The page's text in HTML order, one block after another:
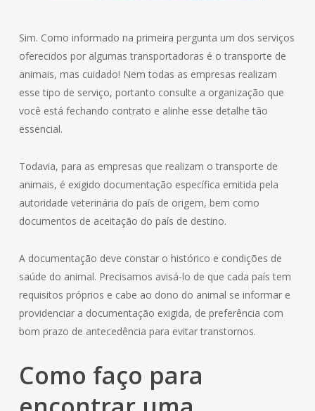
Sim. Como informado na primeira pergunta um dos serviços
oferecidos por algumas transportadoras é o transporte de
animais, mas cuidado! Nem todas as empresas realizam
esse tipo de serviço, portanto consulte a organização que
você está fechando contrato e alinhe esse detalhe tão
essencial.
Todavia, para as empresas que realizam o transporte de
animais, é exigido documentação específica emitida pela
autoridade veterinária do país de origem, bem como
documentos de aceitação do país de destino.
A documentação deve constar o histórico e condições de
saúde do animal. Precisamos avisá-lo de que cada país tem
requisitos próprios e cabe ao dono do animal se informar e
providenciar a documentação exigida, de preferência com
bom prazo de antecedência para evitar transtornos.
Como faço para